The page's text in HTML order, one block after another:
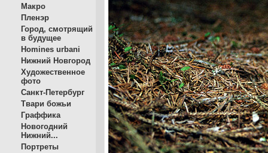
Макро
Пленэр
Город, смотрящий
в будущее
Homines urbani
Нижний Новгород
Художественное
фото
Санкт-Петербург
Твари божьи
Граффика
Новогодний
Нижний...
Портреты